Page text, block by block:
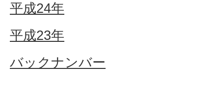
平成24年
平成23年
バックナンバー